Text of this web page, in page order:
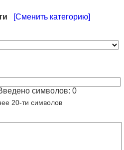
[Сменить категорию]
символов: 0
20-ти символов